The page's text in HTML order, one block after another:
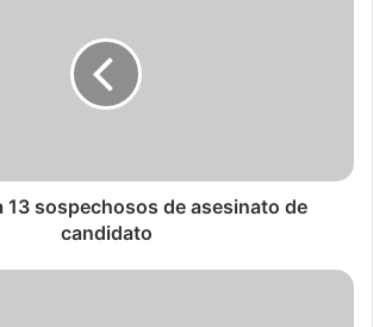
13 sospechosos de asesinato de
candidato